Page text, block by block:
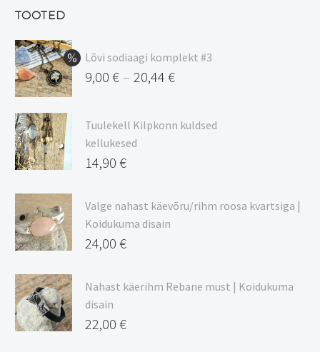
TOOTED
Lõvi sodiaagi komplekt #3
9,00 € – 20,44 €
9,00 €
kuni
20,44 €
Tuulekell Kilpkonn kuldsed
kellukesed
14,90 €
Valge nahast käevõru/rihm roosa kvartsiga |
Koidukuma disain
24,00 €
Nahast käerihm Rebane must | Koidukuma
disain
22,00 €